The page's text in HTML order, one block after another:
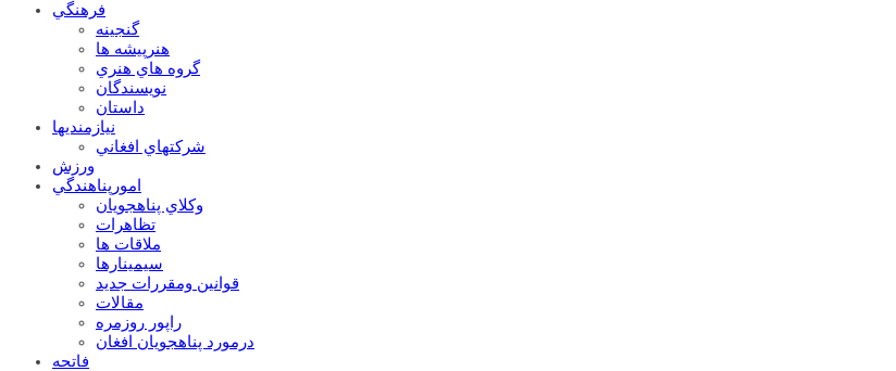
فرهنگي
گنجينه
هنرپيشه ها
گروه هاي هنري
نويسندگان
داستان
نيازمنديها
شرکتهاي افغاني
ورزش
امورپناهندگي
وکلاي پناهجويان
تظاهرات
ملاقات ها
سيمينارها
قوانين ومقررات جديد
مقالات
راپور روزمره
درمورد پناهجويان افغان
فاتحه